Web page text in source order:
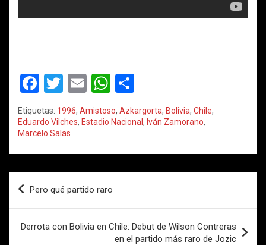
F
a
ce
b
o
o
k
T
wi
tt
er
E
m
ail
W
at
A
p
p
m
ar
tir
Etiquetas: 1996, Amistoso, Azkargorta, Bolivia, Chile,
Eduardo Vilches, Estadio Nacional , Iván Zamorano,
Marcelo Salas
Navegación
Pero qué partido raro
Derrota con Bolivia en Chile: Debut de Wilson Contreras
en el partido más raro de Jozic